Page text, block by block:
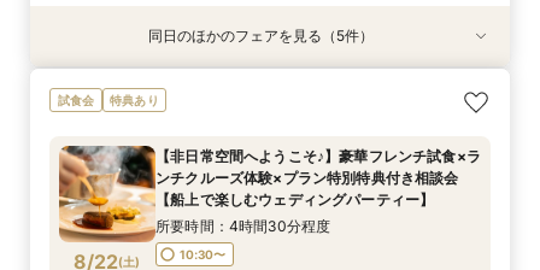
特典あり
8/21(金)
【非日常空間へようこそ♪】豪華フレンチ試食×ラ
ンチクルーズ体験×プラン特別特典付き相談会
所要時間：4時間30分程度
10:30〜
フェアを予約
8/21(金)
【少人数での結婚式にオススメ！】じっくりご見
学×アットホームパーティー相談フェア
9:00〜
10:30〜
15:00〜
フェアを予約
8/21(金)
【★平日限定★】ゆったり船内見学＆ウェディン
グクルーズ相談会
10:30〜 14:00〜
フェアを予約
8/21(金)
【＃海が見える】船上フォトウェディングが熱
い！フォト相談会
9:00〜 10:30〜
フェアを予約
8/21(金)
【オンライン相談会】お手軽３Dウォークでご見
学♪運命の会場がここに・・★
10:30〜 13:00〜
フェアを予約
同日のほかのフェアを見る（5件）
試食会 特典あり
8/22(土)
【非日常空間へようこそ♪】豪華フレンチ試食×ラ
ンチクルーズ体験×プラン特別特典付き相談会
【船上で楽しむウェディングパーティー】
所要時間：4時間30分程度
10:30〜